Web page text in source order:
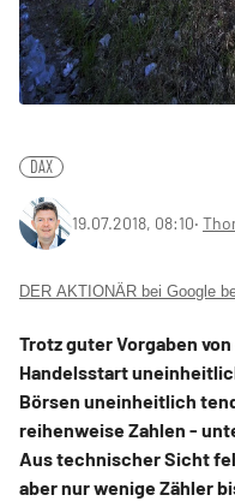
DAX
19.07.2018, 08:10‧
DER AKTIONÄR bei Google
Trotz guter Vorgaben
Handelsstart
Börsen uneinheitlich
reihenweise Zahlen -
Aus technischer Sicht
aber nur wenige Zähler